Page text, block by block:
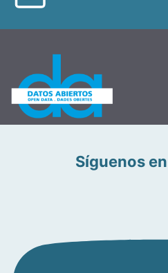
Síguenos